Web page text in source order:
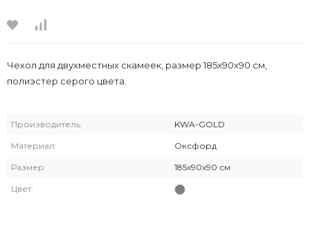
Чехол для двухместных скамеек, размер 185x90x90 см,
полиэстер серого цвета.
Производитель: KWA-GOLD
Материал: Оксфорд
Размер: 185x90x90 см
Цвет: